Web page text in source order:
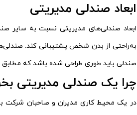
ابعاد صندلی مدیریتی
ابعاد صندلی‌های مدیریتی نسبت به سایر
به‌راحتی از بدن شخص پشتیبانی کند.
صندلی باید طوری طراحی شده باشد که مطابق و
چرا یک صندلی مدیریتی
در یک محیط کاری مدیران و صاحبان شرکت